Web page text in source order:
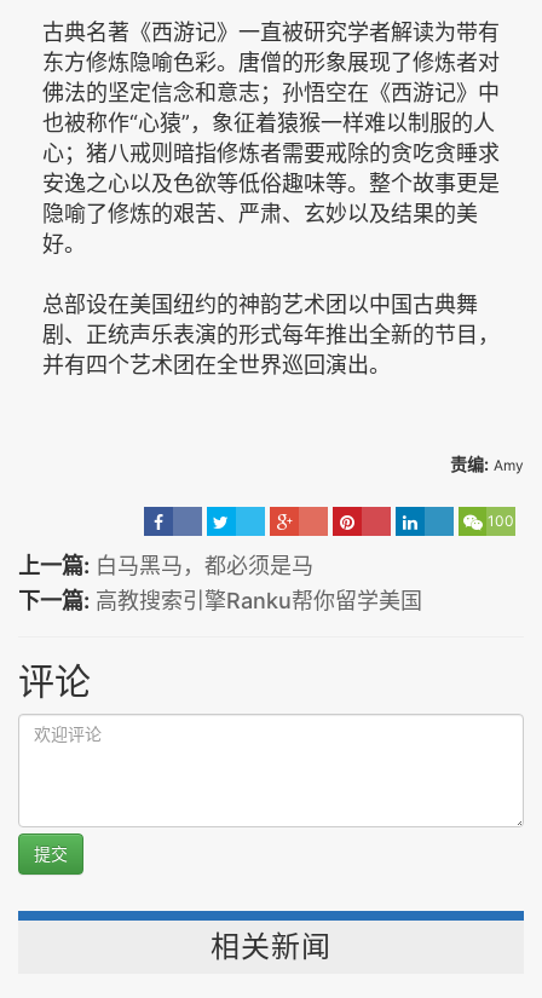
古典名著《西游记》一直被研究学者解读为带有
东方修炼隐喻色彩。唐僧的形象展现了修炼者对
佛法的坚定信念和意志；孙悟空在《西游记》中
也被称作“心猿”，象征着猿猴一样难以制服的人
心；猪八戒则暗指修炼者需要戒除的贪吃贪睡求
安逸之心以及色欲等低俗趣味等。整个故事更是
隐喻了修炼的艰苦、严肃、玄妙以及结果的美
好。
总部设在美国纽约的神韵艺术团以中国古典舞
剧、正统声乐表演的形式每年推出全新的节目，
并有四个艺术团在全世界巡回演出。
责编: Amy
100
上一篇: 白马黑马，都必须是马
下一篇: 高教搜索引擎Ranku帮你留学美国
评论
提交
相关新闻